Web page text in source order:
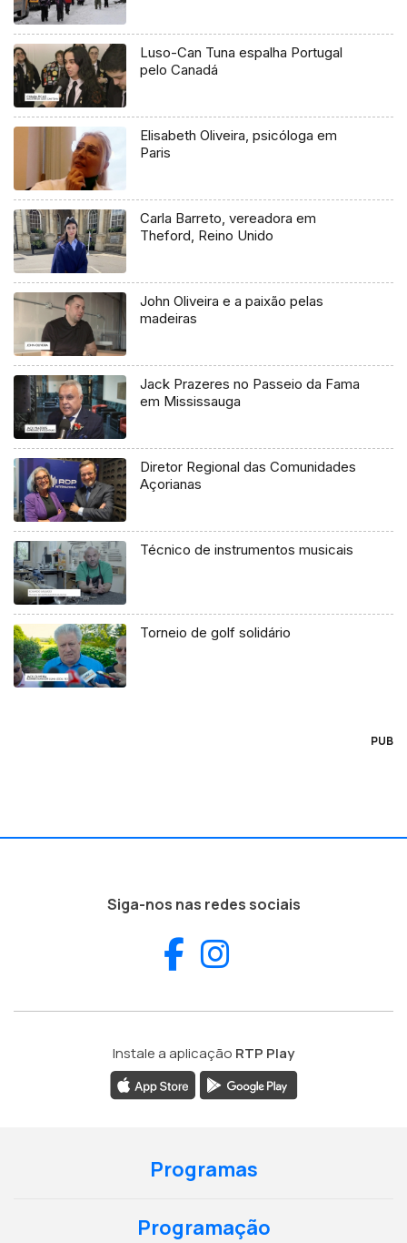
Luso-Can Tuna espalha Portugal
pelo Canadá
Elisabeth Oliveira, psicóloga em
Paris
Carla Barreto, vereadora em
Theford, Reino Unido
John Oliveira e a paixão pelas
madeiras
Jack Prazeres no Passeio da Fama
em Mississauga
Diretor Regional das Comunidades
Açorianas
Técnico de instrumentos musicais
Torneio de golf solidário
PUB
Siga-nos nas redes sociais
Facebook
Instale a aplicação RTP Play
Programas
Programação